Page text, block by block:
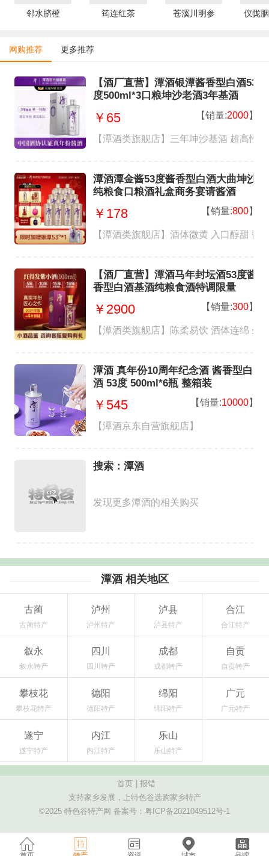
邻水脐橙 筠连红茶 苍溪川明参 仪陇
网购推荐 更多推荐
【酒厂直营】潭酒银潭酱香型白酒53
度500ml*3口粮坤沙老酒3年基酒
￥65 【销量:2000】
【潭酒类旗舰店】三年坤沙基酒 超高性
潭酒潭金酱53度酱香型白酒大曲坤沙
纯粮食口粮酒礼盒商务宴请酱酒
￥178 【销量:800】
【潭酒类旗舰店】酒体微黄 入口醇甜 酱
【酒厂直营】潭酒马年封坛酒53度酱
香型白酒基酒纯粮食酒特调限量
￥2900 【销量:300】
【潭酒类旗舰店】陈柔易饮 酒体连绵 余
潭酒 真年份10周年纪念酒 酱香型白
酒 53度 500ml*6瓶 整箱装
￥545 【销量:10000】
【潭酒京东自营旗舰店】
搜索：潭酒
发现更多潭酒的相关购买
潭酒 相关地区
古蔺
古蔺特产
泸州
泸州特产
泸县
泸县特产
合江
合江特产
叙永
叙永特产
四川
四川特产
成都
成都特产
自贡
自贡特产
攀枝花
攀枝花特产
德阳
德阳特产
绵阳
绵阳特产
广元
广元特产
遂宁
遂宁特产
内江
内江特产
乐山
乐山特产
首页
报错
支持家乡发展，上特色谷选购家乡特产
©2025 特色谷特产网 备案号： 粤ICP备2021049512号-1